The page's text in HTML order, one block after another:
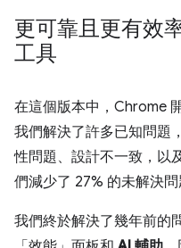
更可靠且更有效
工具
在這個版本中，Chrome
我們解決了許多已知問題
性問題、設計不一致，以
們減少了 27% 的未解決問
我們終於解決了幾年前的